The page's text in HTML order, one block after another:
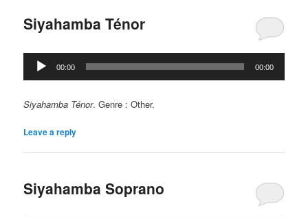
Siyahamba Ténor
Lecteur
audio
00:00 00:00
Siyahamba Ténor. Genre : Other.
Leave a reply
Siyahamba Soprano